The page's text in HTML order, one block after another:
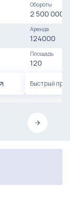
Обороты
2 500 000
Аренда
124000
Площадь
120
Быстрый